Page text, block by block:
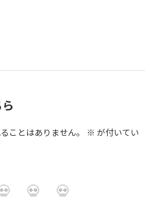
ことはありません。 ※ が付いてい